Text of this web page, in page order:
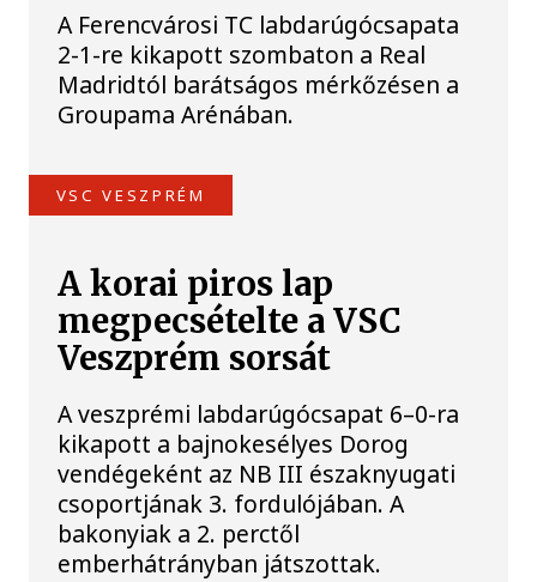
A Ferencvárosi TC labdarúgócsapata
2-1-re kikapott szombaton a Real
Madridtól barátságos mérkőzésen a
Groupama Arénában.
VSC VESZPRÉM
A korai piros lap
megpecsételte a VSC
Veszprém sorsát
A veszprémi labdarúgócsapat 6–0-ra
kikapott a bajnokesélyes Dorog
vendégeként az NB III északnyugati
csoportjának 3. fordulójában. A
bakonyiak a 2. perctől
emberhátrányban játszottak.